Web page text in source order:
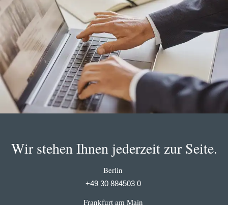
Wir stehen Ihnen jederzeit zur Seite.
Berlin
+49 30 884503 0
Frankfurt am Main